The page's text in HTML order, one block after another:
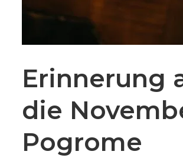
Erinnerung
die
Pogrome